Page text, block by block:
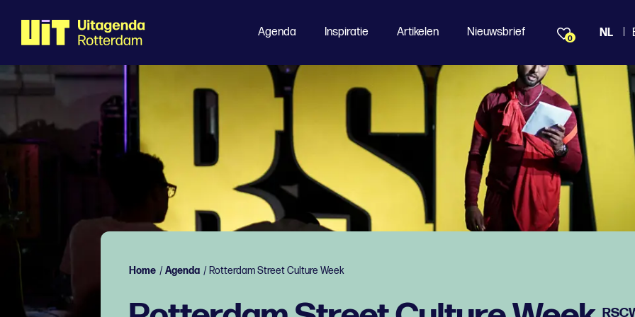
Agenda Inspiratie Artikelen Nieuwsbrief 0 NL
Home /Agenda / Rotterdam Street Culture Week